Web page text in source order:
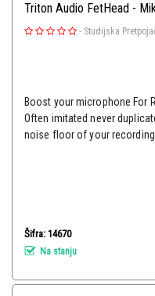
Triton Audio FetHead -
- Studijska
Boost your microphone For
Often imitated never
noise floor of your
Šifra: 14670
Na stanju